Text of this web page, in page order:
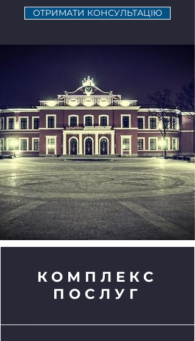
ОТРИМАТИ КОНСУЛЬТАЦІЮ
КОМПЛЕКС
ПОСЛУГ